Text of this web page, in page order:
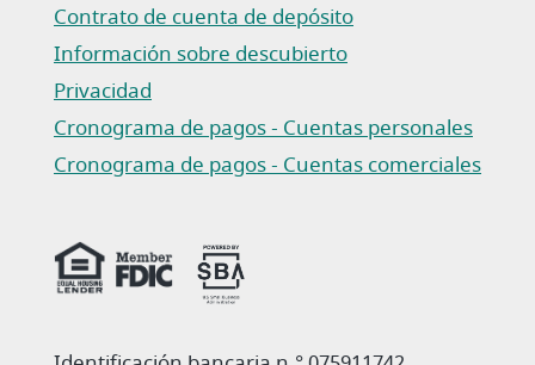
Contrato de cuenta de depósito
(Abre en una nueva ventana)
Información sobre descubierto
Privacidad
(Abre en una nueva ventana)
Cronograma de pagos - Cuentas personales
(Abre en una nueva ventana)
Cronograma de pagos - Cuentas comerciales